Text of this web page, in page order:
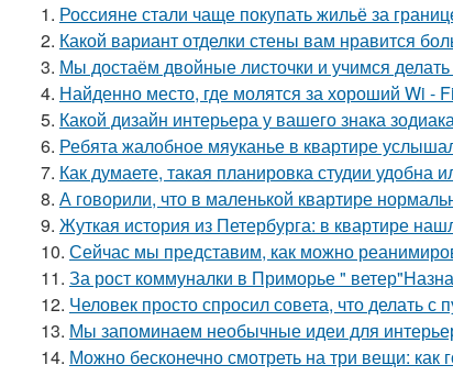
1. Россияне стали чаще покупать жильё за
2. Какой вариант отделки стены вам нравится
3. Мы достаём двойные листочки и учимся
4. Найденно место, где молятся за хороший Wi -
5. Какой дизайн интерьера у вашего знака
6. Ребята жалобное мяуканье в квартире
7. Как думаете, такая планировка студии удобна
8. А говорили, что в маленькой квартире
9. Жуткая история из Петербурга: в квартире
10. Сейчас мы представим, как можно
11. За рост коммуналки в Приморье "
12. Человек просто спросил совета, что делать с
13. Мы запоминаем необычные идеи для
14. Можно бесконечно смотреть на три вещи: как